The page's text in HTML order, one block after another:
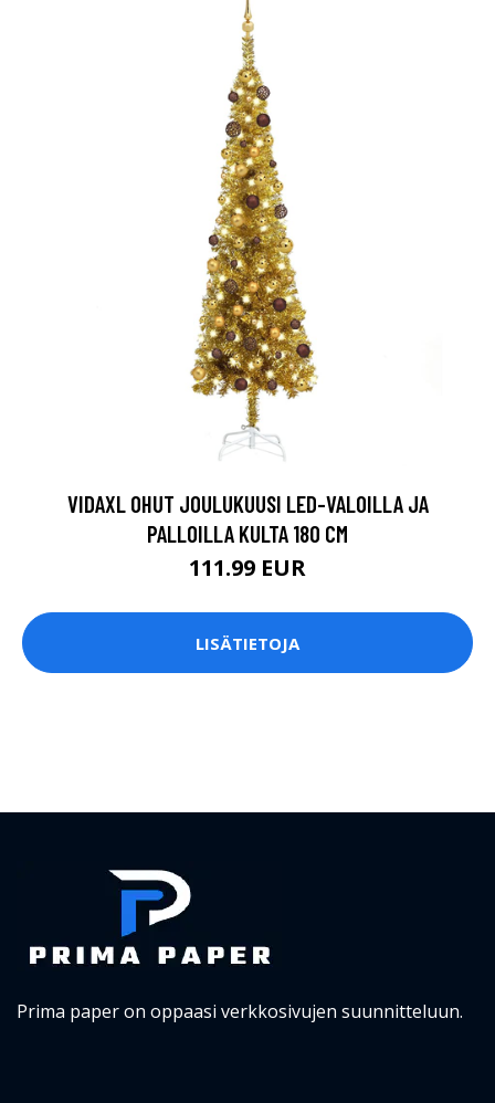
VIDAXL OHUT JOULUKUUSI LED-VALOILLA JA
PALLOILLA KULTA 180 CM
111.99 EUR
LISÄTIETOJA
Prima paper on oppaasi verkkosivujen suunnitteluun.